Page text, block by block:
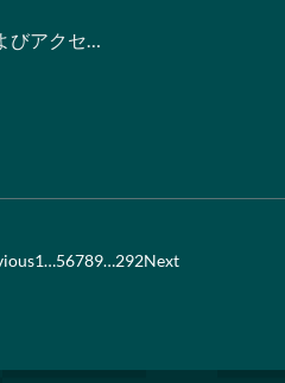
びアクセ…
1…56789…292Next